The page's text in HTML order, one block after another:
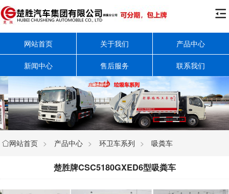

网站首页 关于我们 产品中心
新闻中心 售后服务 联系我们
网站首页 > 产品中心 > 环卫车系列 > 吸粪车
楚胜牌CSC5180GXED6型吸粪车